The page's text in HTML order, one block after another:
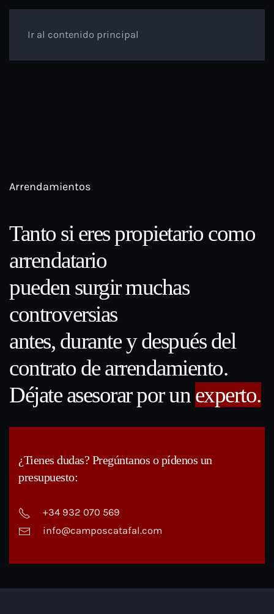
Ir al contenido principal
Arrendamientos
Tanto si eres propietario como
arrendatario
pueden surgir muchas
controversias
antes, durante y después del
contrato de arrendamiento.
Déjate asesorar por un experto.
¿Tienes dudas? Pregúntanos o pídenos un
presupuesto:
+34 932 070 569
info@camposcatafal.com